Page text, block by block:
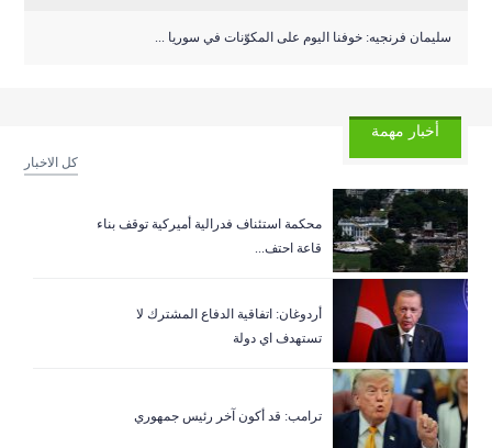
سليمان فرنجيه: خوفنا اليوم على المكوّنات في سوريا ...
أخبار مهمة
كل الاخبار
‏محكمة استئناف فدرالية أميركية توقف بناء
قاعة احتف...
أردوغان: اتفاقية الدفاع المشترك لا
تستهدف اي دولة
ترامب: قد أكون آخر رئيس جمهوري